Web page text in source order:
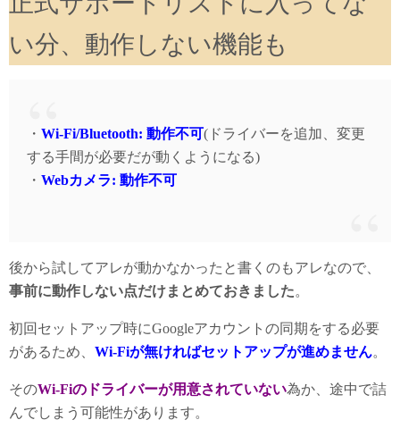
い分、動作しない機能も
・ Wi-Fi/Bluetooth: 動作不可(ドライバーを追加、変更
する手間が必要だが動くようになる)
・ Webカメラ: 動作不可
後から試してアレが動かなかったと書くのもアレなので、
事前に動作しない点だけまとめておきました。
初回セットアップ時にGoogleアカウントの同期をする必要
があるため、 Wi-Fiが無ければセットアップが進めません。
そのWi-Fiのドライバーが用意されていない為か、途中で詰
んでしまう可能性があります。